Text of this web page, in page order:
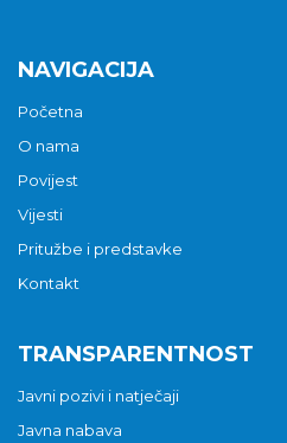
NAVIGACIJA
Početna
O nama
Povijest
Vijesti
Pritužbe i predstavke
Kontakt
TRANSPARENTNOST
Javni pozivi i natječaji
Javna nabava